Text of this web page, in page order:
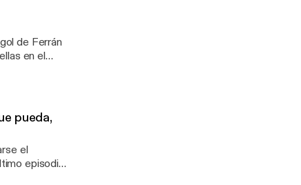
el
de Ferrán
en el
toda la
pueda,
el
hacen